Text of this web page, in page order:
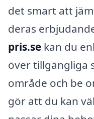
det smart att
deras
pris.se kan du
över tillgängliga
område och be
gör att du kan